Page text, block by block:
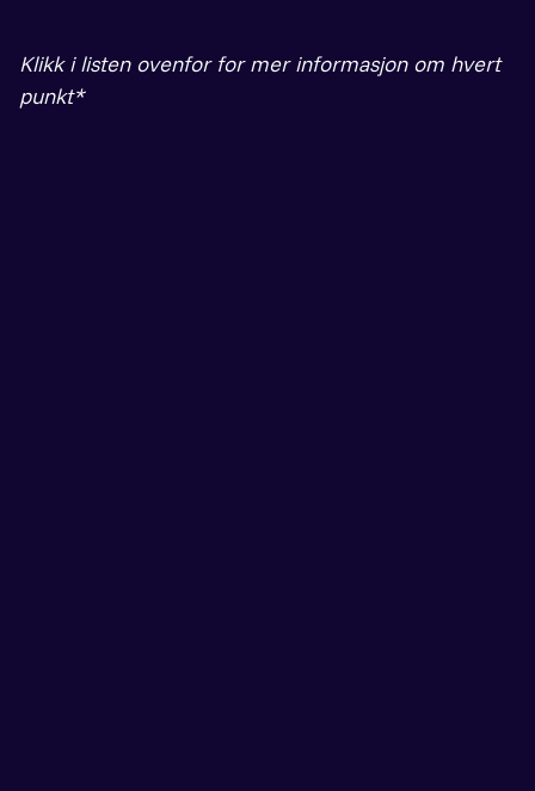
Klikk i listen ovenfor for mer informasjon om hvert
punkt*